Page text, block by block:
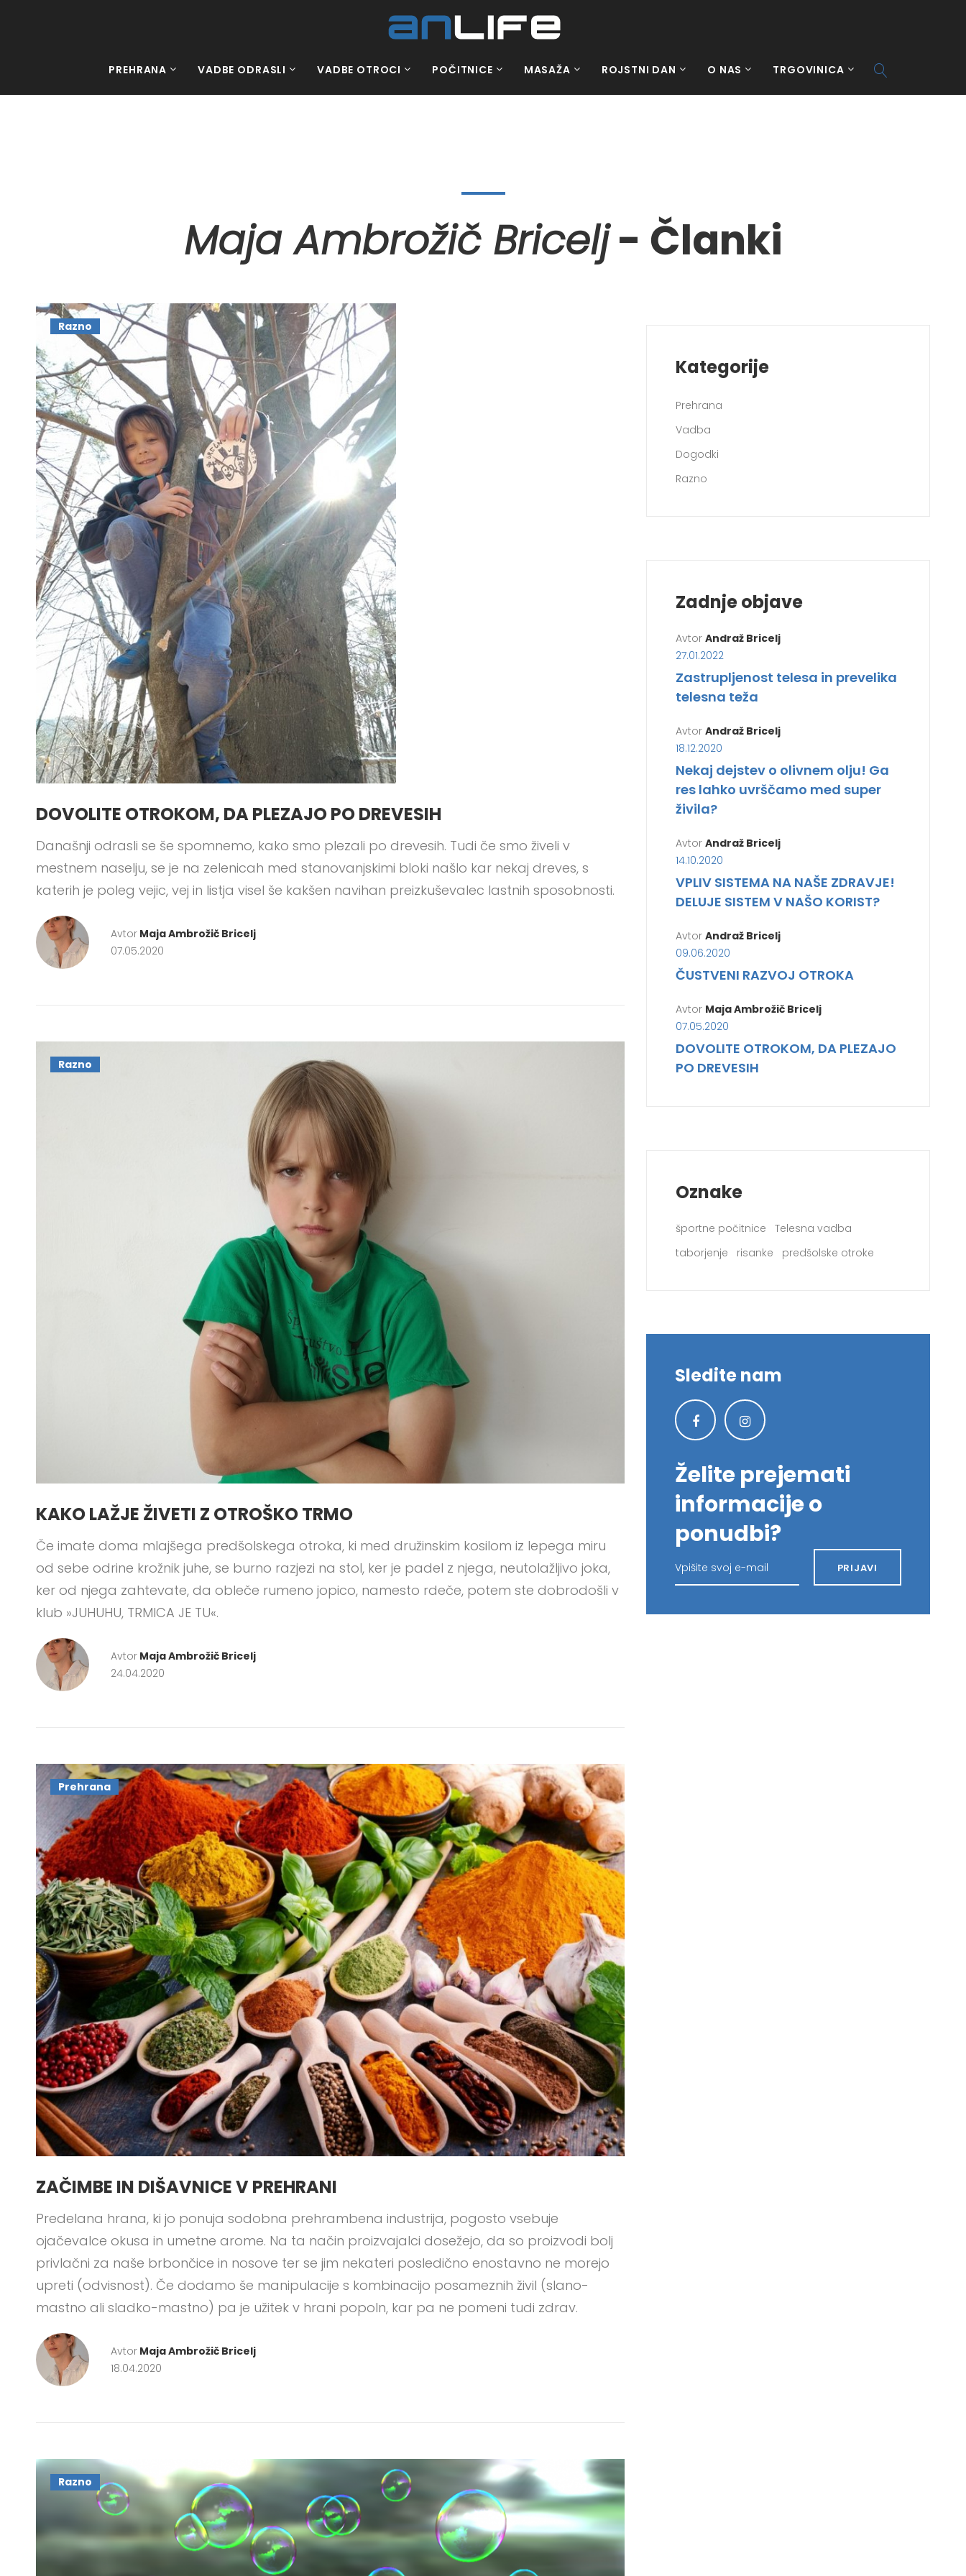
PREHRANA VADBE ODRASLI VADBE OTROCI POČITNICE MASAŽA ROJSTNI DAN O NAS TRGOVINICA
Maja Ambrožič Bricelj- Članki
Razno
DOVOLITE OTROKOM, DA PLEZAJO PO DREVESIH
Današnji odrasli se še spomnemo, kako smo plezali po drevesih. Tudi če smo živeli v
mestnem naselju, se je na zelenicah med stanovanjskimi bloki našlo kar nekaj dreves, s
katerih je poleg vejic, vej in listja visel še kakšen navihan preizkuševalec lastnih sposobnosti.
Avtor Maja Ambrožič Bricelj
07.05.2020
Razno
KAKO LAŽJE ŽIVETI Z OTROŠKO TRMO
Če imate doma mlajšega predšolskega otroka, ki med družinskim kosilom iz lepega miru
od sebe odrine krožnik juhe, se burno razjezi na stol, ker je padel z njega, neutolažljivo joka,
ker od njega zahtevate, da obleče rumeno jopico, namesto rdeče, potem ste dobrodošli v
klub »JUHUHU, TRMICA JE TU«.
Avtor Maja Ambrožič Bricelj
24.04.2020
Prehrana
ZAČIMBE IN DIŠAVNICE V PREHRANI
Predelana hrana, ki jo ponuja sodobna prehrambena industrija, pogosto vsebuje
ojačevalce okusa in umetne arome. Na ta način proizvajalci dosežejo, da so proizvodi bolj
privlačni za naše brbončice in nosove ter se jim nekateri posledično enostavno ne morejo
upreti (odvisnost). Če dodamo še manipulacije s kombinacijo posameznih živil (slano-
mastno ali sladko-mastno) pa je užitek v hrani popoln, kar pa ne pomeni tudi zdrav.
Avtor Maja Ambrožič Bricelj
18.04.2020
Razno
Kategorije
Prehrana
Vadba
Dogodki
Razno
Zadnje objave
AvtorAndraž Bricelj
27.01.2022
Zastrupljenost telesa in prevelika
telesna teža
AvtorAndraž Bricelj
18.12.2020
Nekaj dejstev o olivnem olju! Ga
res lahko uvrščamo med super
živila?
AvtorAndraž Bricelj
14.10.2020
VPLIV SISTEMA NA NAŠE ZDRAVJE!
DELUJE SISTEM V NAŠO KORIST?
AvtorAndraž Bricelj
09.06.2020
ČUSTVENI RAZVOJ OTROKA
Avtor Maja Ambrožič Bricelj
07.05.2020
DOVOLITE OTROKOM, DA PLEZAJO
PO DREVESIH
Oznake
športne počitnice
Telesna vadba
taborjenje
risanke predšolske otroke
Sledite nam
Želite prejemati
informacije o
ponudbi?
Vpišite svoj e-mail PRIJAVI